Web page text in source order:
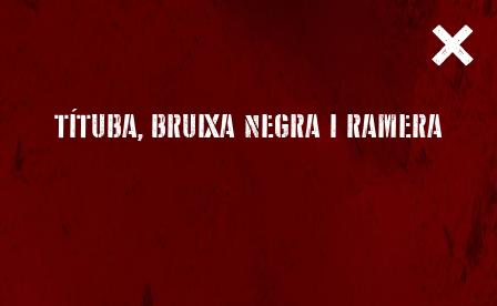
TÍTUBA, BRUIXA NEGRA I RAMERA